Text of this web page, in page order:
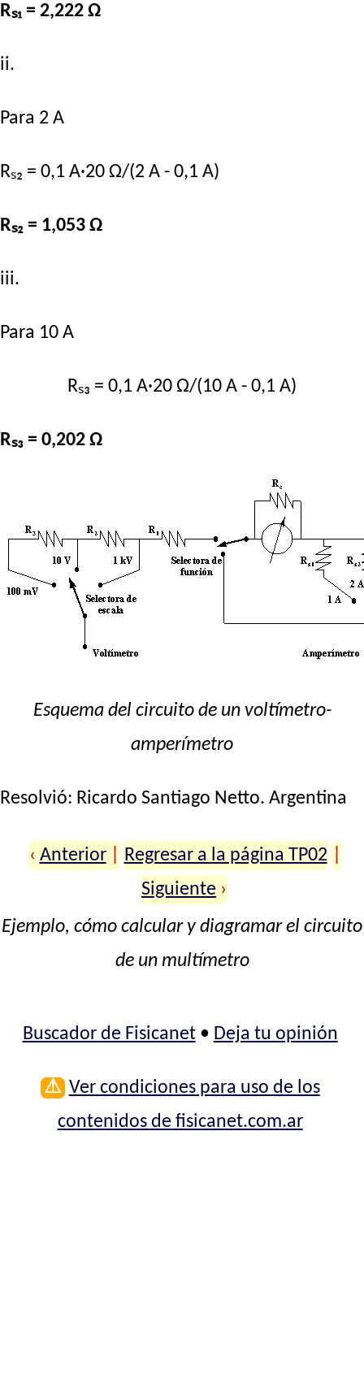
Rₛ₁ = 2,222 Ω
ii.
Para 2 A
Rₛ₂ = 0,1 A·20 Ω/(2 A - 0,1 A)
Rₛ₂ = 1,053 Ω
iii.
Para 10 A
Rₛ₃ = 0,1 A·20 Ω/(10 A - 0,1 A)
Rₛ₃ = 0,202 Ω
Esquema del circuito de un voltímetro-
amperímetro
Resolvió: Ricardo Santiago Netto. Argentina
‹ Anterior Regresar a la página TP02
Siguiente ›
Ejemplo, cómo calcular y diagramar el circuito
de un multímetro
Buscador de Fisicanet• Deja tu opinión
⚠ Ver condiciones para uso de los
contenidos de fisicanet.com.ar